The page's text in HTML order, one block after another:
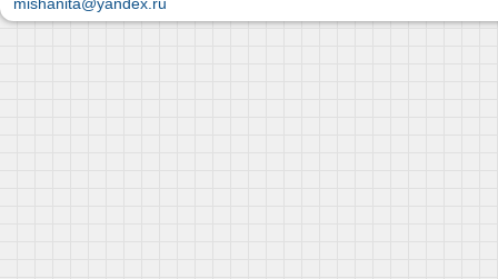
mishanita@yandex.ru